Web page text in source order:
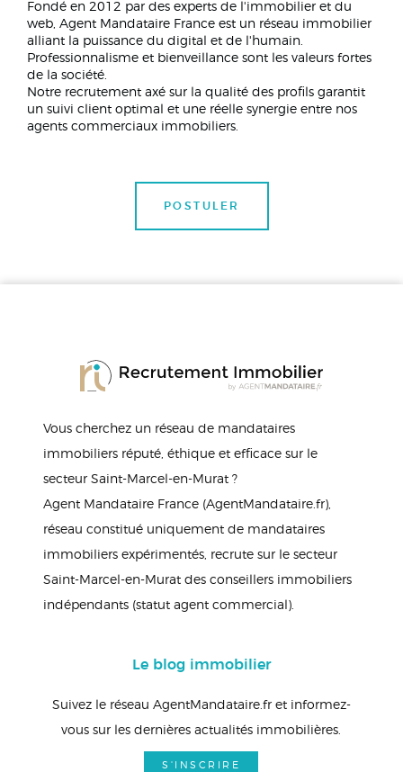
Fondé en 2012 par des experts de l'immobilier et du
web, Agent Mandataire France est un réseau immobilier
alliant la puissance du digital et de l'humain.
Professionnalisme et bienveillance sont les valeurs fortes
de la société.
Notre recrutement axé sur la qualité des profils garantit
un suivi client optimal et une réelle synergie entre nos
agents commerciaux immobiliers.
POSTULER
Vous cherchez un réseau de mandataires
immobiliers réputé, éthique et efficace sur le
secteur Saint-Marcel-en-Murat ?
Agent Mandataire France (AgentMandataire.fr),
réseau constitué uniquement de mandataires
immobiliers expérimentés, recrute sur le secteur
Saint-Marcel-en-Murat des conseillers immobiliers
indépendants (statut agent commercial).
Le blog immobilier
Suivez le réseau AgentMandataire.fr et informez-
vous sur les dernières actualités immobilières.
S'INSCRIRE